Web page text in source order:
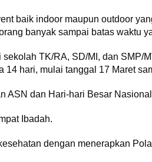
baik indoor maupun outdoor
banyak sampai batas waktu
TK/RA, SD/MI, dan SMP/
hari, mulai tanggal 17 Maret
ASN dan Hari-hari Besar
Ibadah.
dengan menerapkan